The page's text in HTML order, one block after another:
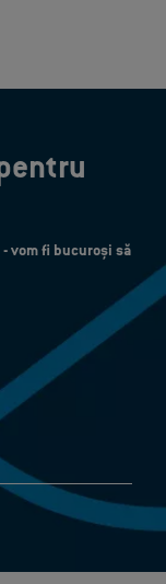
vom fi bucuroși să